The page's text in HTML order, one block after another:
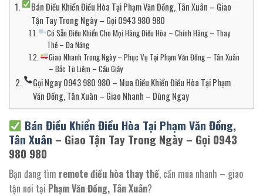
Bán Điều Khiển Điều Hòa Tại Phạm Văn Đồng, Tân Xuân – Giao
Tận Tay Trong Ngày – Gọi 0943 980 980
Có Sẵn Điều Khiển Cho Mọi Hãng Điều Hòa – Chính Hãng – Thay
Thế – Đa Năng
Giao Nhanh Trong Ngày – Phục Vụ Tại Phạm Văn Đồng – Tân Xuân
– Bắc Từ Liêm – Cầu Giấy
Gọi Ngay 0943 980 980 – Mua Điều Khiển Điều Hòa Tại Phạm
Văn Đồng, Tân Xuân – Giao Nhanh – Dùng Ngay
Bán Điều Khiển Điều Hòa Tại Phạm Văn Đồng,
Tân Xuân – Giao Tận Tay Trong Ngày – Gọi 0943
980 980
Bạn đang tìm remote điều hòa thay thế, cần mua nhanh – giao
tận nơi tại Phạm Văn Đồng, Tân Xuân?